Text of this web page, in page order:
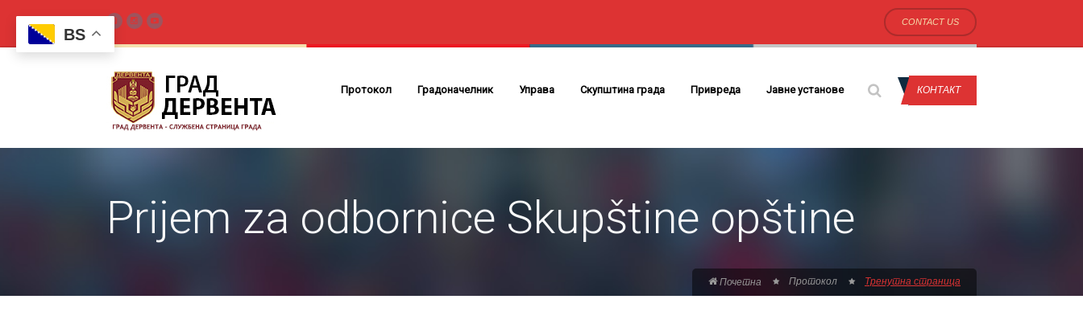
CONTACT US
Протокол Градоначелник Управа Скупштина града Привреда Јавне установе КОНТАКТ
Prijem za odbornice Skupštine opštine
Почетна Протокол Тренутна страница
BS